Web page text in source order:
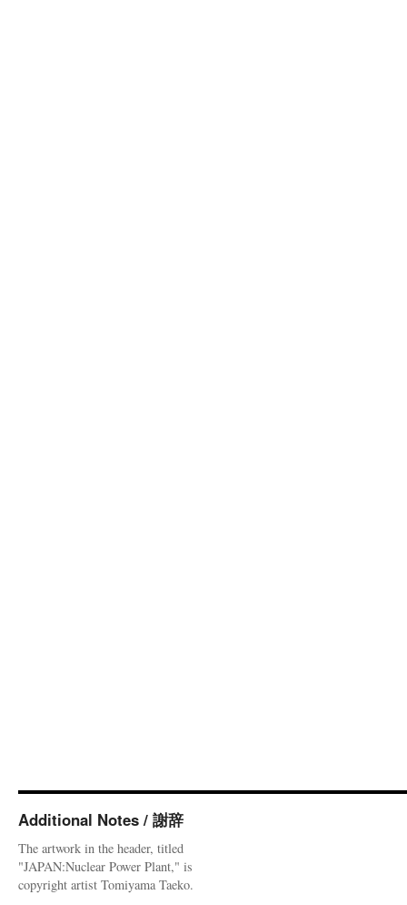
Additional Notes / 謝辞
The artwork in the header, titled
"JAPAN:Nuclear Power Plant," is
copyright artist Tomiyama Taeko.